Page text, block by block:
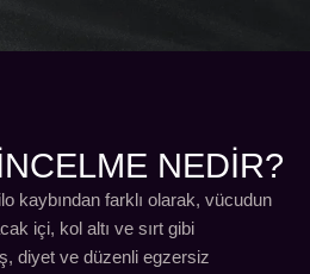
NEDİR?
kaybından farklı olarak, vücudun
içi, kol altı ve sırt gibi
diyet ve düzenli egzersiz